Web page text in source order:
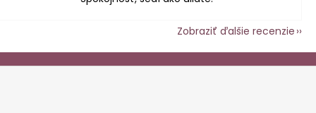
Zobraziť ďalšie recenzie